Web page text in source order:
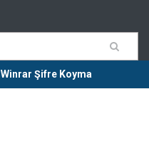
Winrar Şifre Koyma